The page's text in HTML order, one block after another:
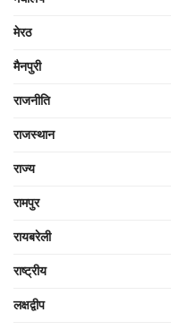
मेरठ
मैनपुरी
राजनीति
राजस्थान
राज्य
रामपुर
रायबरेली
राष्ट्रीय
लक्षद्वीप